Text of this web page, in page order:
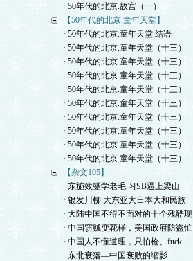
· 50年代的北京.故宫（一）
【50年代的北京.童年天堂】
· 50年代的北京.童年天堂.结语
· 50年代的北京.童年天堂（十三）
· 50年代的北京.童年天堂（十三）
· 50年代的北京.童年天堂（十三）
· 50年代的北京.童年天堂（十三）
· 50年代的北京.童年天堂（十三）
· 50年代的北京.童年天堂（十三）
· 50年代的北京.童年天堂（十三）
· 50年代的北京.童年天堂（十三）
· 50年代的北京.童年天堂（十三）
【杂文105】
· 东施效颦学老毛.习SB逼上梁山
· 银发川柳.大东亚大日本大和民族
· 大陆中国不得不面对的十个残酷现
· 中国窃贼变花样，美国政府防盗忙
· 中国人不懂道理，只怕枪、fuck
· 东北衰落—中国衰败的缩影